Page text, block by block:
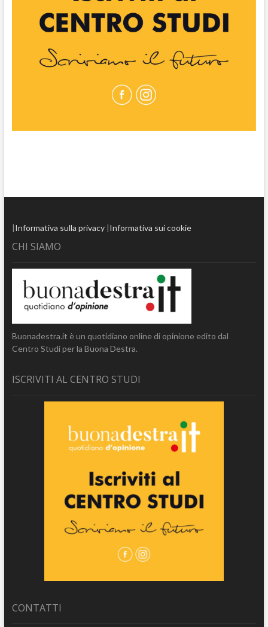
|Informativa sulla privacy|Informativa sui cookie
CHI SIAMO
Buonadestra.it è un quotidiano online di opinione edito dal
Centro Studi per la Buona Destra.
ISCRIVITI AL CENTRO STUDI
CONTATTI